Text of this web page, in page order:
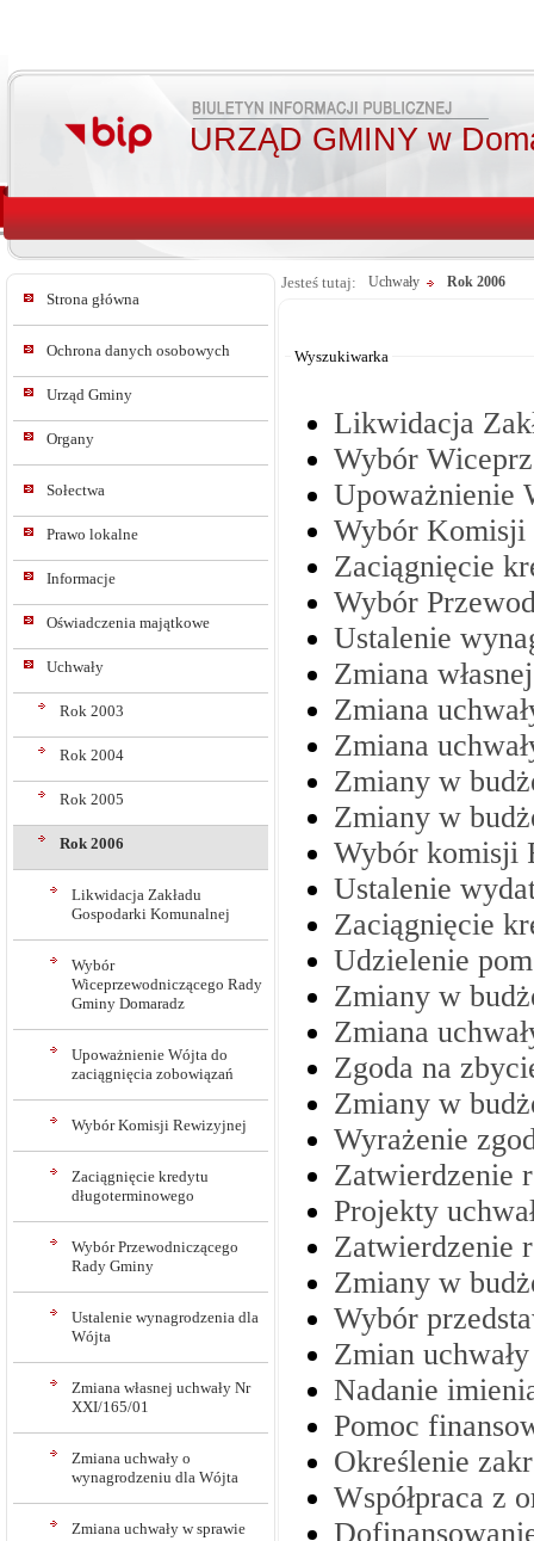
URZĄD GMINY w
Strona główna
Ochrona danych osobowych
Urząd Gminy
Organy
Sołectwa
Prawo lokalne
Informacje
Oświadczenia majątkowe
Uchwały
Rok 2003
Rok 2004
Rok 2005
Rok 2006
Likwidacja Zakładu
Gospodarki Komunalnej
Wybór
Wiceprzewodniczącego Rady
Gminy Domaradz
Upoważnienie Wójta do
zaciągnięcia zobowiązań
Wybór Komisji Rewizyjnej
Zaciągnięcie kredytu
długoterminowego
Wybór Przewodniczącego
Rady Gminy
Ustalenie wynagrodzenia dla
Wójta
Zmiana własnej uchwały Nr
XXI/165/01
Zmiana uchwały o
wynagrodzeniu dla Wójta
Zmiana uchwały w sprawie
Jesteś tutaj: Uchwały Rok 2006
Wyszukiwarka
Likwidacja
Wybór
Upoważnienie
Wybór
Zaciągnięcie
Wybór
Ustalenie
Zmiana
Zmiana
Zmiana
Zmiany w
Zmiany w
Wybór komisji
Ustalenie
Zaciągnięcie
Udzielenie
Zmiany w
Zmiana
Zgoda na
Zmiany w
Wyrażenie
Zatwierdzenie
Projekty
Zatwierdzenie
Zmiany w
Wybór
Zmian
Nadanie
Pomoc
Określenie
Współpraca z